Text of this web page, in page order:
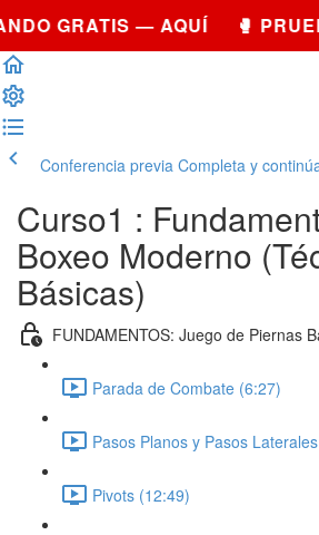
GRATIS — AQUÍ 🥊
Conferencia previa Completa y
Curso1 :
Boxeo Moderno
Básicas)
FUNDAMENTOS: Juego de Piernas
Parada de Combate (6:27)
Pasos Planos y Pasos
Pivots (12:49)